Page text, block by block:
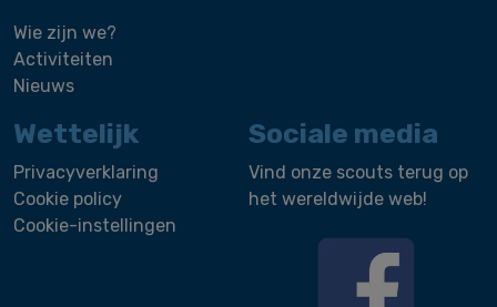
Wie zijn we?
Activiteiten
Nieuws
Wettelijk
Privacyverklaring
Cookie policy
Cookie-instellingen
Sociale media
Vind onze scouts terug op
het wereldwijde web!